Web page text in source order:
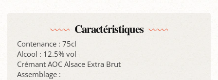
Caractéristiques
Contenance : 75cl
Alcool : 12.5% vol
Crémant AOC Alsace Extra Brut
Assemblage :